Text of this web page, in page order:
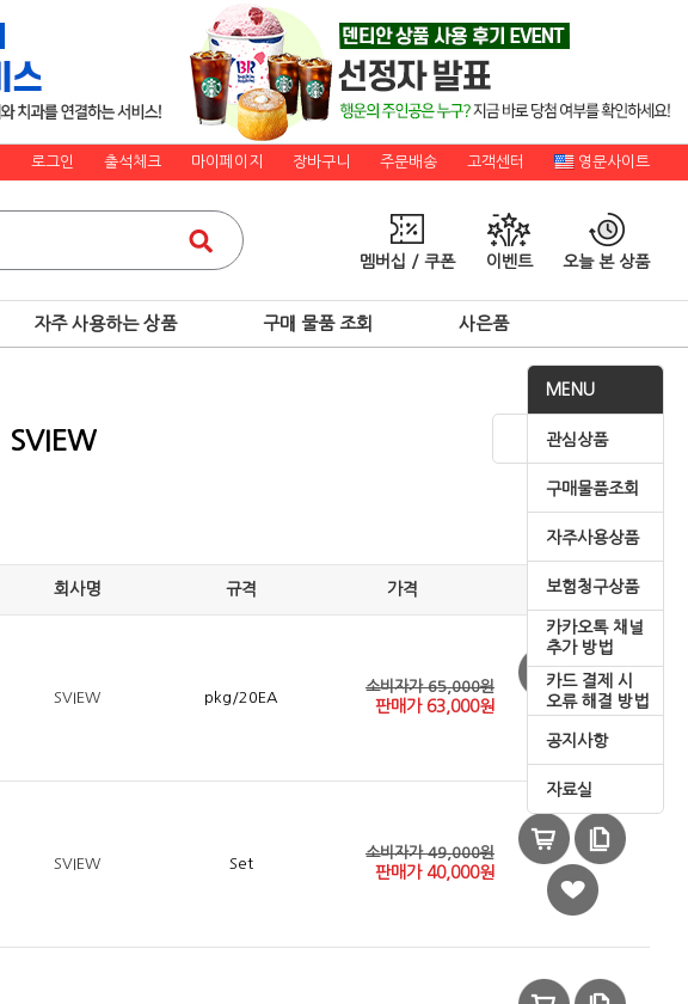
로그인 출석체크 마이페이지 장바구니 주문배송 고객센터 영문사이트
멤버십 / 쿠폰 이벤트 오늘 본 상품
자주 사용하는 상품 구매 물품 조회 사은품
MENU
관심상품
구매물품조회
자주사용상품
보험청구상품
카카오톡 채널
추가 방법
카드 결제 시
오류 해결 방법
공지사항
자료실
SVIEW
회사명 규격 가격
SVIEW pkg/20EA
소비자가 65,000원
판매가 63,000원
SVIEW Set
소비자가 49,000원
판매가 40,000원